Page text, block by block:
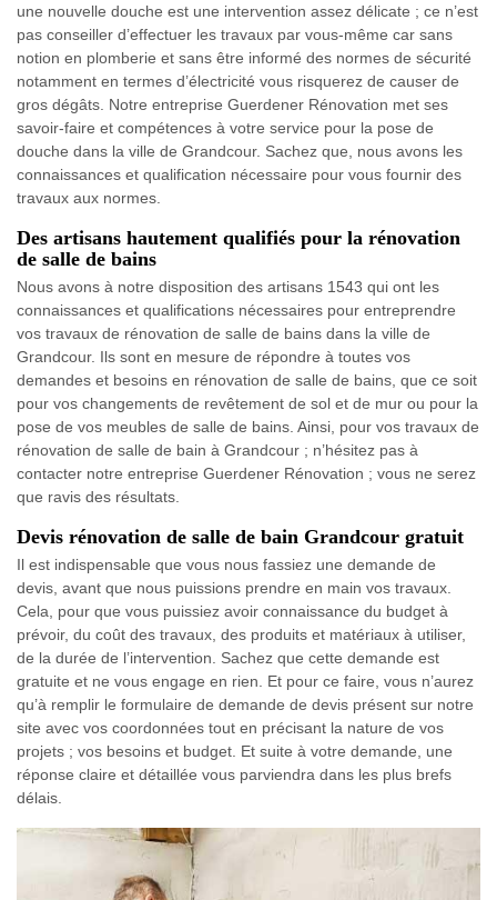
une nouvelle douche est une intervention assez délicate ; ce n’est
pas conseiller d’effectuer les travaux par vous-même car sans
notion en plomberie et sans être informé des normes de sécurité
notamment en termes d’électricité vous risquerez de causer de
gros dégâts. Notre entreprise Guerdener Rénovation met ses
savoir-faire et compétences à votre service pour la pose de
douche dans la ville de Grandcour. Sachez que, nous avons les
connaissances et qualification nécessaire pour vous fournir des
travaux aux normes.
Des artisans hautement qualifiés pour la rénovation
de salle de bains
Nous avons à notre disposition des artisans 1543 qui ont les
connaissances et qualifications nécessaires pour entreprendre
vos travaux de rénovation de salle de bains dans la ville de
Grandcour. Ils sont en mesure de répondre à toutes vos
demandes et besoins en rénovation de salle de bains, que ce soit
pour vos changements de revêtement de sol et de mur ou pour la
pose de vos meubles de salle de bains. Ainsi, pour vos travaux de
rénovation de salle de bain à Grandcour ; n’hésitez pas à
contacter notre entreprise Guerdener Rénovation ; vous ne serez
que ravis des résultats.
Devis rénovation de salle de bain Grandcour gratuit
Il est indispensable que vous nous fassiez une demande de
devis, avant que nous puissions prendre en main vos travaux.
Cela, pour que vous puissiez avoir connaissance du budget à
prévoir, du coût des travaux, des produits et matériaux à utiliser,
de la durée de l’intervention. Sachez que cette demande est
gratuite et ne vous engage en rien. Et pour ce faire, vous n’aurez
qu’à remplir le formulaire de demande de devis présent sur notre
site avec vos coordonnées tout en précisant la nature de vos
projets ; vos besoins et budget. Et suite à votre demande, une
réponse claire et détaillée vous parviendra dans les plus brefs
délais.